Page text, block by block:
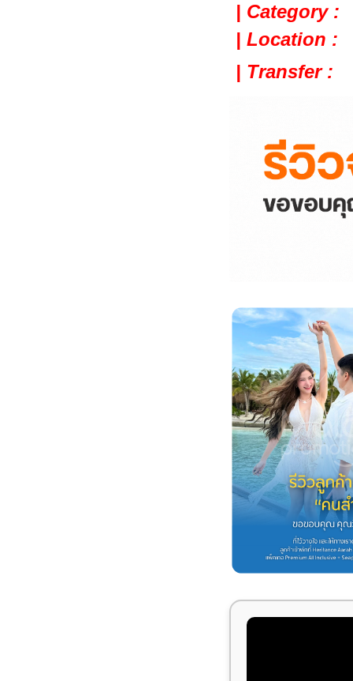
| Category :
| Location :
| Transfer :